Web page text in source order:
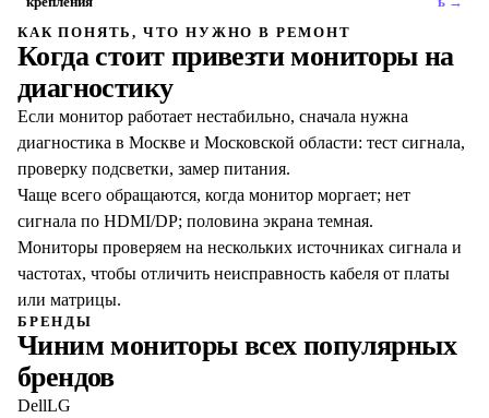
КАК ПОНЯТЬ, ЧТО НУЖНО В РЕМОНТ
Когда стоит привезтимониторына
диагностику
Если монитор работает нестабильно, сначала нужна
диагностика в Москве и Московской области: тест сигнала,
проверку подсветки, замер питания.
Чаще всего обращаются, когда монитор моргает; нет
сигнала по HDMI/DP; половина экрана темная.
Мониторы проверяем на нескольких источниках сигнала и
частотах, чтобы отличить неисправность кабеля от платы
или матрицы.
БРЕНДЫ
Чиниммониторывсех популярных
брендов
DellLG